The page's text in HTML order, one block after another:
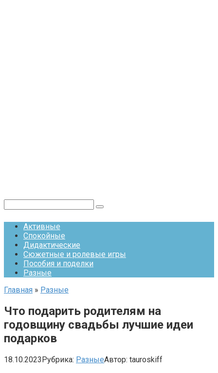
Активные
Спокойные
Дидактические
Сюжетные и ролевые игры
Пособия и поделки
Разные
Главная » Разные
Что подарить родителям на
годовщину свадьбы лучшие идеи
подарков
18.10.2023Рубрика: РазныеАвтор: tauroskiff